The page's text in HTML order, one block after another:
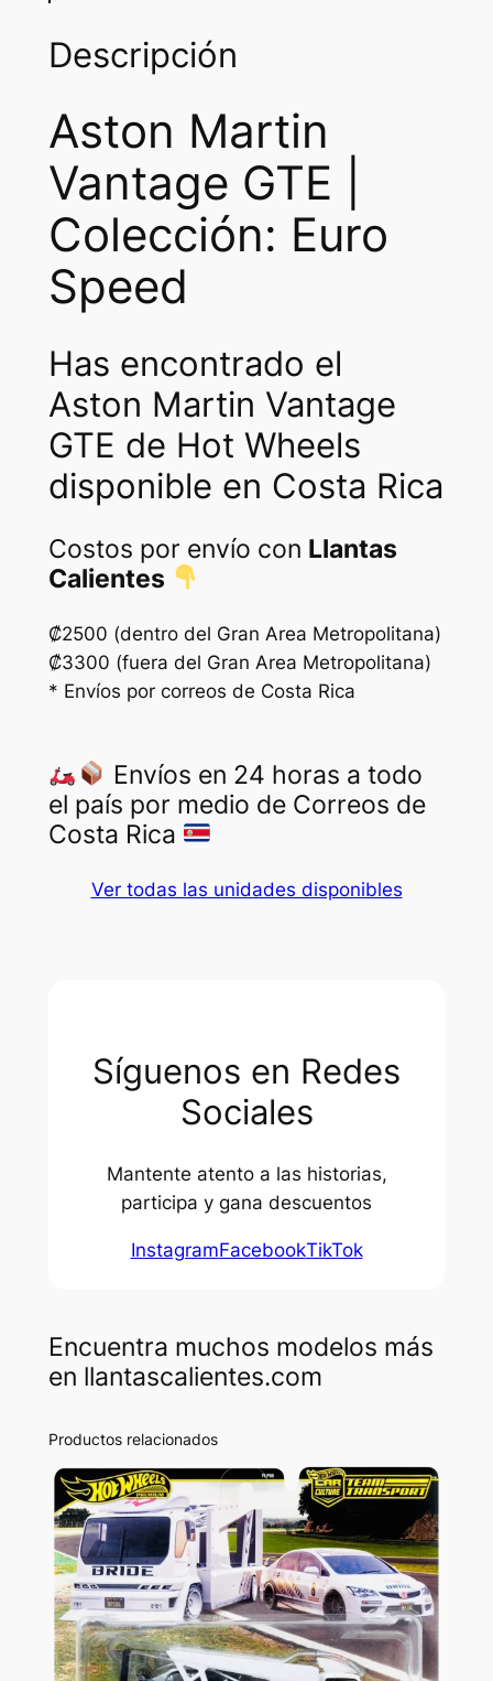
V
a
n
t
a
g
T
E
a
n
i
d
d
Descripción
Aston Martin
Vantage GTE |
Colección: Euro
Speed
Has encontrado el
Aston Martin Vantage
GTE de Hot Wheels
disponible en Costa Rica
Costos por envío con Llantas
Calientes
₡2500 (dentro del Gran Area Metropolitana)
₡3300 (fuera del Gran Area Metropolitana)
* Envíos por correos de Costa Rica
Envíos en 24 horas a todo
el país por medio de Correos de
Costa Rica
Ver todas las unidades disponibles
Síguenos en Redes
Sociales
Mantente atento a las historias,
participa y gana descuentos
InstagramFacebookTikTok
Encuentra muchos modelos más
en llantascalientes.com
Productos relacionados